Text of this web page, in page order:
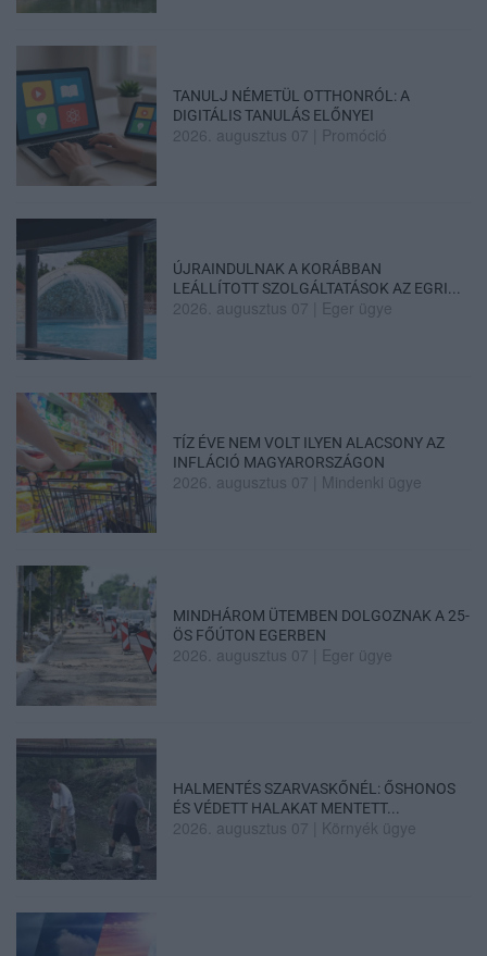
TANULJ NÉMETÜL OTTHONRÓL: A
DIGITÁLIS TANULÁS ELŐNYEI
2026. augusztus 07 Promóció
ÚJRAINDULNAK A KORÁBBAN
LEÁLLÍTOTT SZOLGÁLTATÁSOK AZ EGRI...
2026. augusztus 07 Eger ügye
TÍZ ÉVE NEM VOLT ILYEN ALACSONY AZ
INFLÁCIÓ MAGYARORSZÁGON
2026. augusztus 07 Mindenki ügye
MINDHÁROM ÜTEMBEN DOLGOZNAK A 25-
ÖS FŐÚTON EGERBEN
2026. augusztus 07 Eger ügye
HALMENTÉS SZARVASKŐNÉL: ŐSHONOS
ÉS VÉDETT HALAKAT MENTETT...
2026. augusztus 07 Környék ügye